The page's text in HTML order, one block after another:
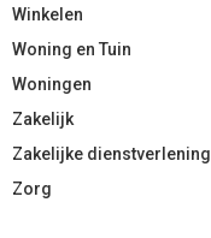
Winkelen
Woning en Tuin
Woningen
Zakelijk
Zakelijke dienstverlening
Zorg